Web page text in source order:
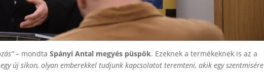
– mondtaSpányi Antal megyés püspök. Ezeknek a termékeknek is az a
új síkon, olyan emberekkel tudjunk kapcsolatot teremteni, akik egy szentmisére